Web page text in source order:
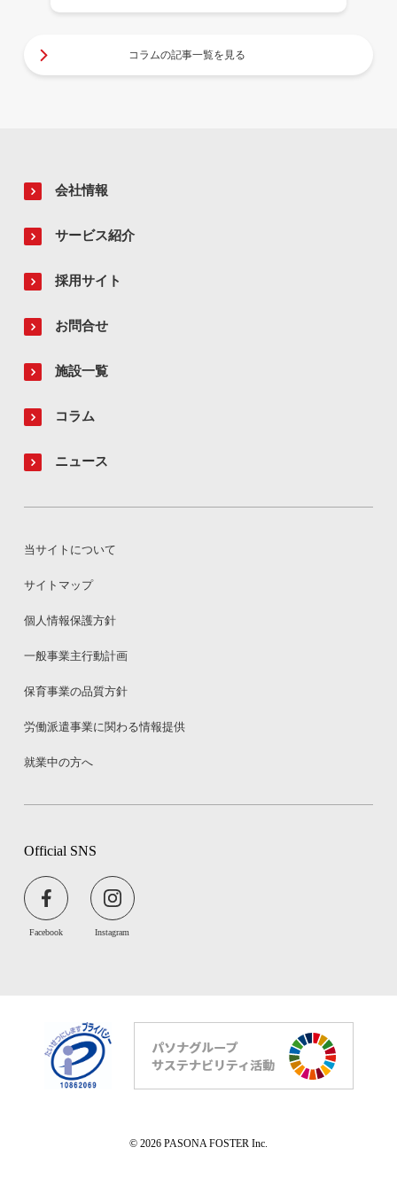
コラムの記事一覧を見る
会社情報
サービス紹介
採用サイト
お問合せ
施設一覧
コラム
ニュース
Official SNS
Facebook Instagram
当サイトについて
サイトマップ
個人情報保護方針
一般事業主行動計画
保育事業の品質方針
労働派遣事業に関わる情報提供
就業中の方へ
© 2026 PASONA FOSTER Inc.